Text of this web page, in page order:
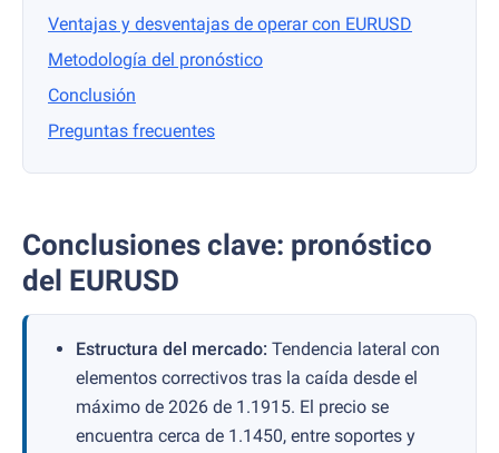
Ventajas y desventajas de operar con EURUSD
Metodología del pronóstico
Conclusión
Preguntas frecuentes
Conclusiones clave: pronóstico
del EURUSD
Estructura del mercado: Tendencia lateral con
elementos correctivos tras la caída desde el
máximo de 2026 de 1.1915. El precio se
encuentra cerca de 1.1450, entre soportes y